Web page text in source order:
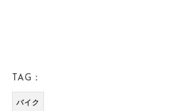
TAG：
バイク